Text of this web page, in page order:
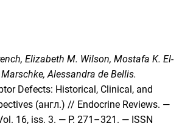
Elizabeth M. Wilson, Mostafa K. El-
Alessandra de Bellis.
Defects: Historical, Clinical, and
(англ.) // Endocrine Reviews. —
16, iss. 3. — P. 271–321 . — ISSN